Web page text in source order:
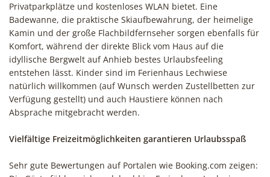
Privatparkplätze und kostenloses WLAN bietet. Eine
Badewanne, die praktische Skiaufbewahrung, der heimelige
Kamin und der große Flachbildfernseher sorgen ebenfalls für
Komfort, während der direkte Blick vom Haus auf die
idyllische Bergwelt auf Anhieb bestes Urlaubsfeeling
entstehen lässt. Kinder sind im Ferienhaus Lechwiese
natürlich willkommen (auf Wunsch werden Zustellbetten zur
Verfügung gestellt) und auch Haustiere können nach
Absprache mitgebracht werden.
Vielfältige Freizeitmöglichkeiten garantieren Urlaubsspaß
Sehr gute Bewertungen auf Portalen wie Booking.com zeigen: